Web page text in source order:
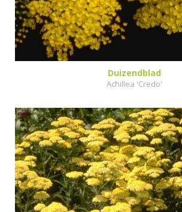
Duizendblad
Achillea 'Credo'